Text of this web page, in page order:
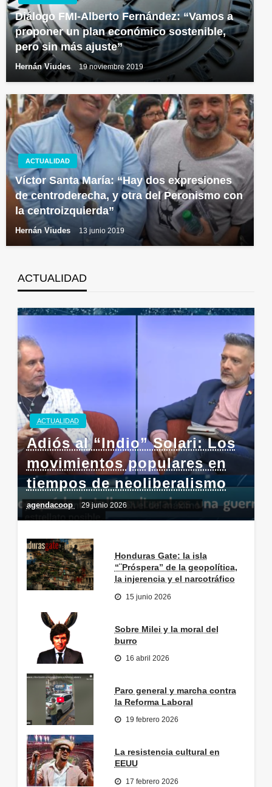
Diálogo FMI-Alberto Fernández: “Vamos a
proponer un plan económico sostenible,
pero sin más ajuste”
Hernán Viudes 19 noviembre 2019
ACTUALIDAD
Víctor Santa María: “Hay dos expresiones
de centroderecha, y otra del Peronismo con
la centroizquierda”
Hernán Viudes 13 junio 2019
ACTUALIDAD
ACTUALIDAD
Adiós al “Indio” Solari: Los
movimientos populares en
tiempos de neoliberalismo
agendacoop 29 junio 2026
Honduras Gate: la isla
“¨Próspera” de la geopolítica,
la injerencia y el narcotráfico
15 junio 2026
Sobre Milei y la moral del
burro
16 abril 2026
Paro general y marcha contra
la Reforma Laboral
19 febrero 2026
La resistencia cultural en
EEUU
17 febrero 2026